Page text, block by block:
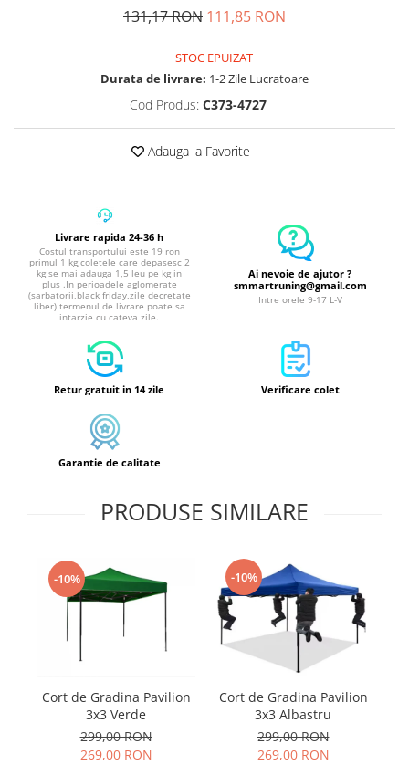
131,17 RON 111,85 RON
STOC EPUIZAT
Durata de livrare: 1-2 Zile Lucratoare
Cod Produs: C373-4727
Adauga la Favorite
Livrare rapida 24-36 h
Costul transportului este 19 ron
primul 1 kg,coletele care depasesc 2
kg se mai adauga 1,5 leu pe kg in
plus .In perioadele aglomerate
(sarbatorii,black friday,zile decretate
liber) termenul de livrare poate sa
intarzie cu cateva zile.
Ai nevoie de ajutor ?
smmartruning@gmail.com
Intre orele 9-17 L-V
Retur gratuit in 14 zile Verificare colet
Garantie de calitate
PRODUSE SIMILARE
-10%
Cort de Gradina Pavilion
3x3 Verde
299,00 RON
269,00 RON
-10%
Cort de Gradina Pavilion
3x3 Albastru
299,00 RON
269,00 RON